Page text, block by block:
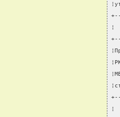
¦
¦